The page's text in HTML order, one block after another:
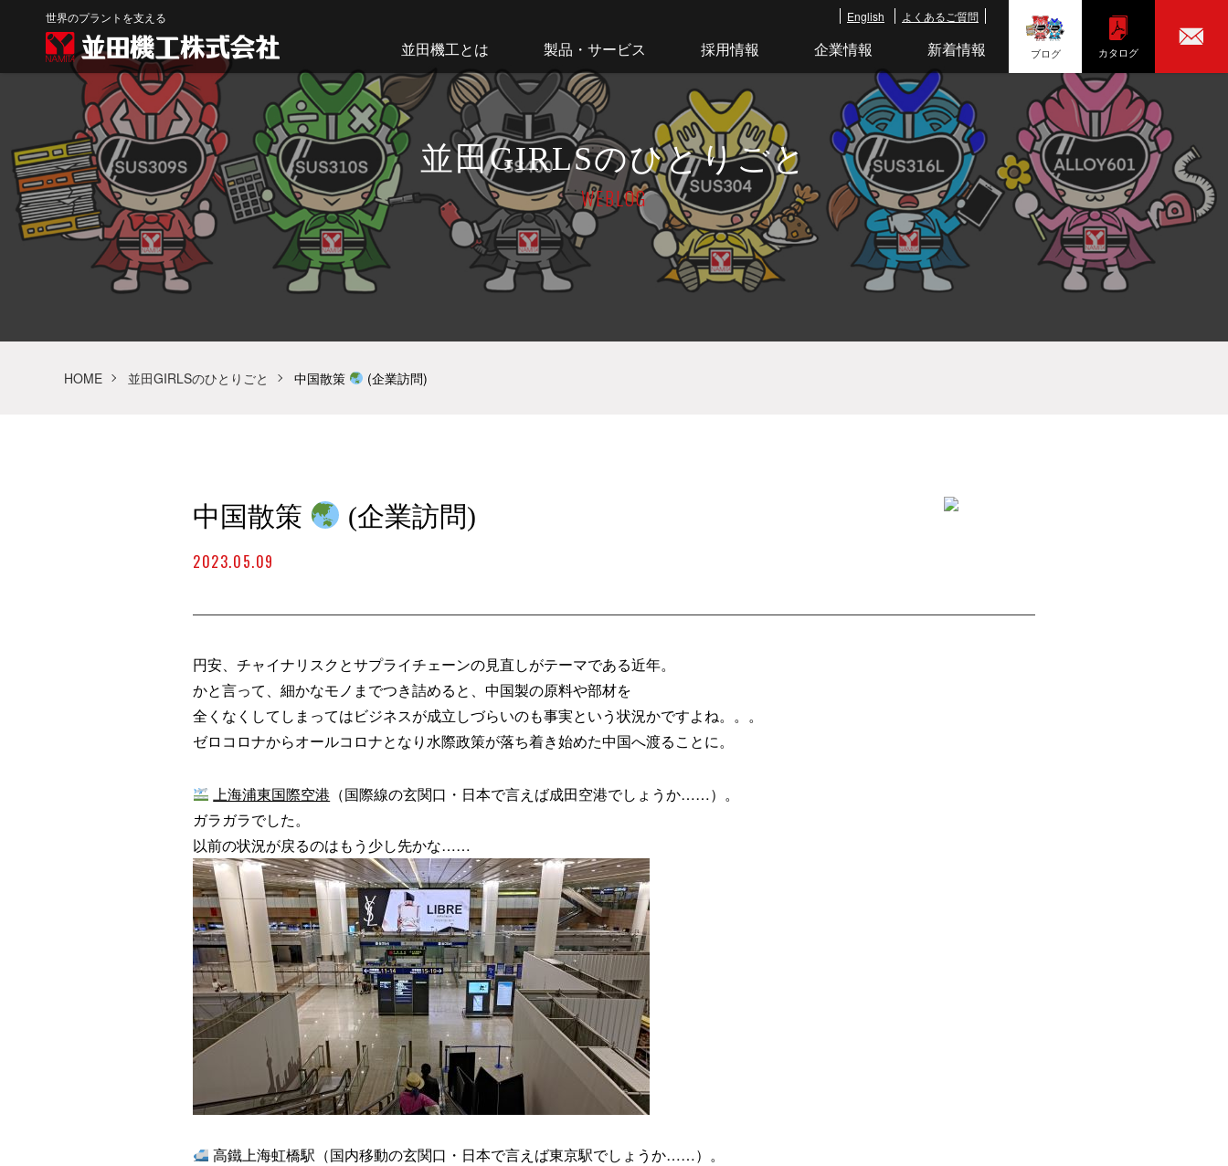
世界のプラントを支える English よくあるご質問
並田機工とは 製品・サービス 採用情報 企業情報 新着情報 ブログ カタログ
並田GIRLSのひとりごと
WEBLOG
HOME 並田GIRLSのひとりごと 中国散策 (企業訪問)
中国散策 (企業訪問)
2023.05.09
円安、チャイナリスクとサプライチェーンの見直しがテーマである近年。
かと言って、細かなモノまでつき詰めると、中国製の原料や部材を
全くなくしてしまってはビジネスが成立しづらいのも事実という状況かですよね。。。
ゼロコロナからオールコロナとなり水際政策が落ち着き始めた中国へ渡ることに。
上海浦東国際空港 （国際線の玄関口・日本で言えば成田空港でしょうか……）。
ガラガラでした。
以前の状況が戻るのはもう少し先かな……
高鐵上海虹橋駅（国内移動の玄関口・日本で言えば東京駅でしょうか……）。